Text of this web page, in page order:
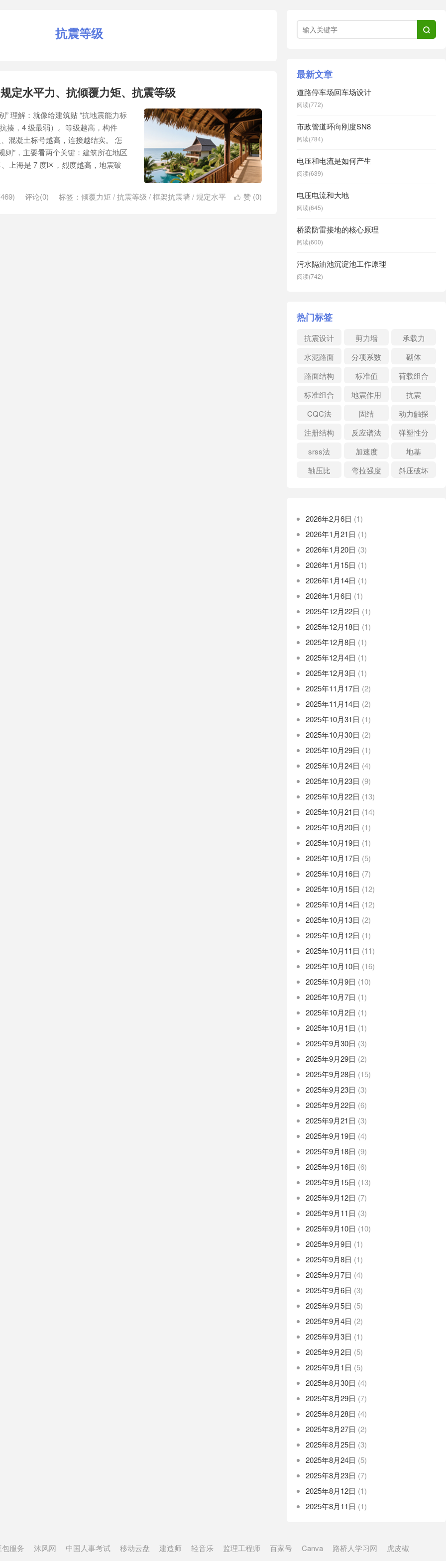
抗震等级
定水平力、抗倾覆力矩、抗震等级
” 理解：就像给建筑贴 “抗地震能力标
揍，4 级最弱）。等级越高，构件
混凝土标号越高，连接越结实。 怎
则”，主要看两个关键：建筑所在地区
上海是 7 度区，烈度越高，地震破
 赞 (0)
评论(0) 标签： 倾覆力矩 /抗震等级 /框架抗震墙/规定水平

最新文章
道路停车场回车场设计
阅读(772)
市政管道环向刚度SN8
阅读(784)
电压和电流是如何产生
阅读(639)
电压电流和大地
阅读(645)
桥梁防雷接地的核心原理
阅读(600)
污水隔油池沉淀池工作原理
阅读(742)
热门标签
抗震设计 剪力墙
承载力
水泥路面
分项系数
砌体
路面结构
标准值
荷载组合
标准组合
地震作用
抗震
CQC法
固结
动力触探
注册结构
反应谱法
弹塑性分
srss法 加速度
地基
轴压比
弯拉强度 斜压破坏
2026年2月6日 (1)
2026年1月21日 (1)
2026年1月20日 (3)
2026年1月15日 (1)
2026年1月14日 (1)
2026年1月6日 (1)
2025年12月22日 (1)
2025年12月18日 (1)
2025年12月8日 (1)
2025年12月4日 (1)
2025年12月3日 (1)
2025年11月17日 (2)
2025年11月14日 (2)
2025年10月31日 (1)
2025年10月30日 (2)
2025年10月29日 (1)
2025年10月24日 (4)
2025年10月23日 (9)
2025年10月22日 (13)
2025年10月21日 (14)
2025年10月20日 (1)
2025年10月19日 (1)
2025年10月17日 (5)
2025年10月16日 (7)
2025年10月15日 (12)
2025年10月14日 (12)
2025年10月13日 (2)
2025年10月12日 (1)
2025年10月11日 (11)
2025年10月10日 (16)
2025年10月9日 (10)
2025年10月7日 (1)
2025年10月2日 (1)
2025年10月1日 (1)
2025年9月30日 (3)
2025年9月29日 (2)
2025年9月28日 (15)
2025年9月23日 (3)
2025年9月22日 (6)
2025年9月21日 (3)
2025年9月19日 (4)
2025年9月18日 (9)
2025年9月16日 (6)
2025年9月15日 (13)
2025年9月12日 (7)
2025年9月11日 (3)
2025年9月10日 (10)
2025年9月9日 (1)
2025年9月8日 (1)
2025年9月7日 (4)
2025年9月6日 (3)
2025年9月5日 (5)
2025年9月4日 (2)
2025年9月3日 (1)
2025年9月2日 (5)
2025年9月1日 (5)
2025年8月30日 (4)
2025年8月29日 (7)
2025年8月28日 (4)
2025年8月27日 (2)
2025年8月25日 (3)
2025年8月24日 (5)
2025年8月23日 (7)
2025年8月12日 (1)
2025年8月11日 (1)
包服务 沐风网 中国人事考试 移动云盘 建造师 轻音乐 监理工程师 百家号 Canva 路桥人学习网 虎皮椒